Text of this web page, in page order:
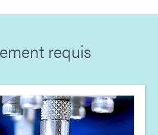
(Asie|EN)
photopolymérisation
requis